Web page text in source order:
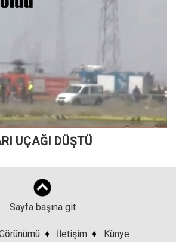
UÇAĞI DÜŞTÜ
Sayfa başına git
♦ İletişim ♦ Künye